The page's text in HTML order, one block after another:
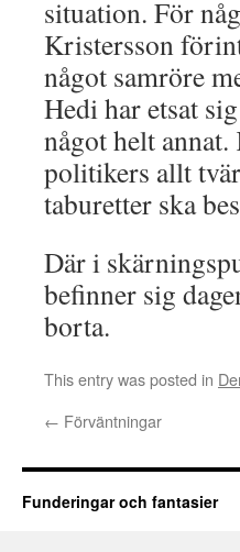
situation. För
Kristersson
något samröre
Hedi har etsat
något helt
politikers allt
taburetter ska
Där i
befinner sig
borta.
This entry was posted in
← Förväntningar
Funderingar och fantasier